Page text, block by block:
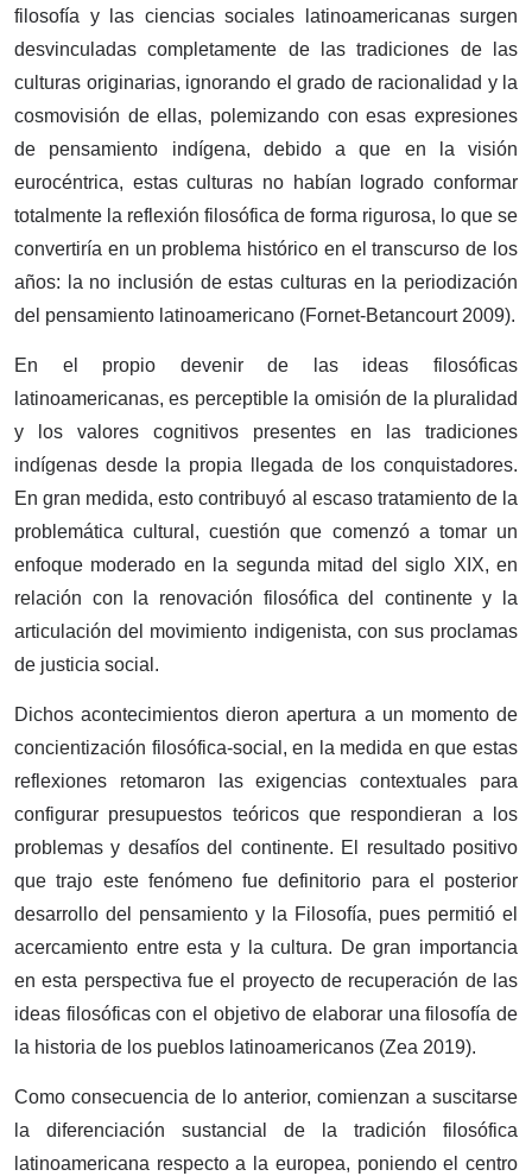
filosofía y las ciencias sociales latinoamericanas surgen
desvinculadas completamente de las tradiciones de las
culturas originarias, ignorando el grado de racionalidad y la
cosmovisión de ellas, polemizando con esas expresiones
de pensamiento indígena, debido a que en la visión
eurocéntrica, estas culturas no habían logrado conformar
totalmente la reflexión filosófica de forma rigurosa, lo que se
convertiría en un problema histórico en el transcurso de los
años: la no inclusión de estas culturas en la periodización
del pensamiento latinoamericano (Fornet-Betancourt 2009).
En el propio devenir de las ideas filosóficas
latinoamericanas, es perceptible la omisión de la pluralidad
y los valores cognitivos presentes en las tradiciones
indígenas desde la propia llegada de los conquistadores.
En gran medida, esto contribuyó al escaso tratamiento de la
problemática cultural, cuestión que comenzó a tomar un
enfoque moderado en la segunda mitad del siglo XIX, en
relación con la renovación filosófica del continente y la
articulación del movimiento indigenista, con sus proclamas
de justicia social.
Dichos acontecimientos dieron apertura a un momento de
concientización filosófica-social, en la medida en que estas
reflexiones retomaron las exigencias contextuales para
configurar presupuestos teóricos que respondieran a los
problemas y desafíos del continente. El resultado positivo
que trajo este fenómeno fue definitorio para el posterior
desarrollo del pensamiento y la Filosofía, pues permitió el
acercamiento entre esta y la cultura. De gran importancia
en esta perspectiva fue el proyecto de recuperación de las
ideas filosóficas con el objetivo de elaborar una filosofía de
la historia de los pueblos latinoamericanos (Zea 2019).
Como consecuencia de lo anterior, comienzan a suscitarse
la diferenciación sustancial de la tradición filosófica
latinoamericana respecto a la europea, poniendo el centro